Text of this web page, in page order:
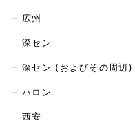
広州
深セン
深セン (およびその周辺)
ハロン
西安